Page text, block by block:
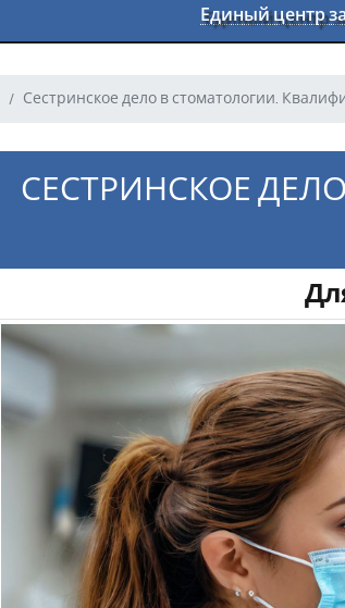
Единый центр
Сестринское дело в стоматологии.
СЕСТРИНСКОЕ